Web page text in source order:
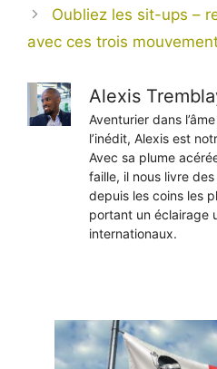
Oubliez les sit-ups –
avec ces trois
Alexis
Aventurier dans
l’inédit, Alexis est
Avec sa plume
faille, il nous livre
depuis les coins les
portant un éclairage
internationaux.